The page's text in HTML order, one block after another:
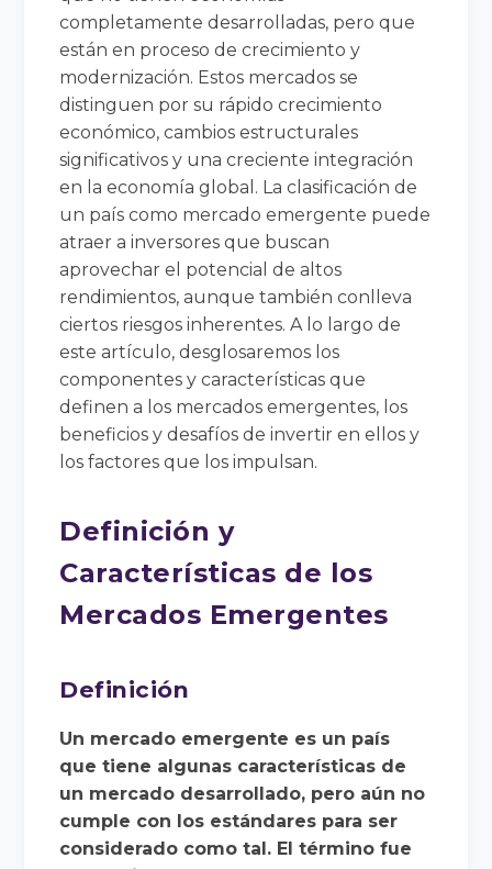
completamente desarrolladas, pero que
están en proceso de crecimiento y
modernización. Estos mercados se
distinguen por su rápido crecimiento
económico, cambios estructurales
significativos y una creciente integración
en la economía global. La clasificación de
un país como mercado emergente puede
atraer a inversores que buscan
aprovechar el potencial de altos
rendimientos, aunque también conlleva
ciertos riesgos inherentes. A lo largo de
este artículo, desglosaremos los
componentes y características que
definen a los mercados emergentes, los
beneficios y desafíos de invertir en ellos y
los factores que los impulsan.
Definición y
Características de los
Mercados Emergentes
Definición
Un mercado emergente es un país
que tiene algunas características de
un mercado desarrollado, pero aún no
cumple con los estándares para ser
considerado como tal. El término fue